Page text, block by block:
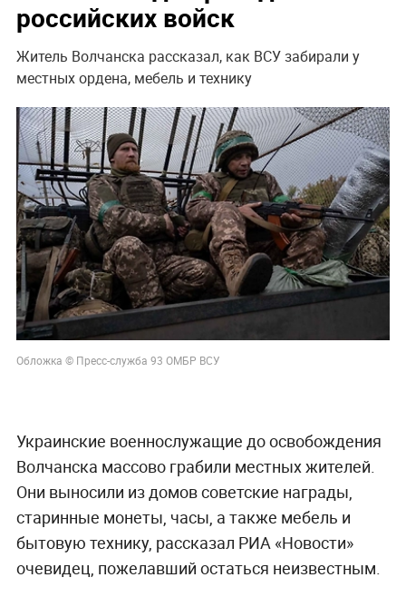
российских войск
Житель Волчанска рассказал, как ВСУ забирали у
местных ордена, мебель и технику
Обложка © Пресс-служба 93 ОМБР ВСУ
Украинские военнослужащие до освобождения
Волчанска массово грабили местных жителей.
Они выносили из домов советские награды,
старинные монеты, часы, а также мебель и
бытовую технику, рассказал РИА «Новости»
очевидец, пожелавший остаться неизвестным.